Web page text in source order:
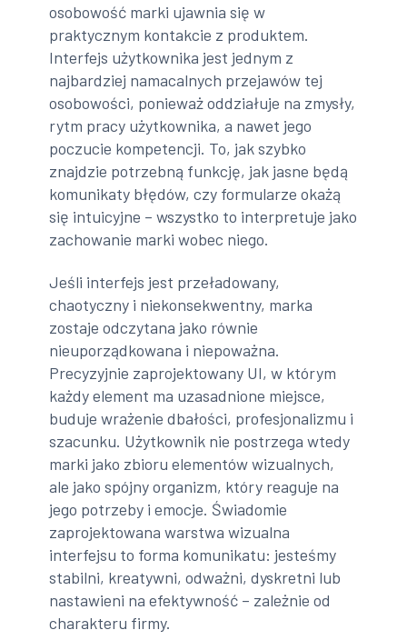
osobowość marki ujawnia się w
praktycznym kontakcie z produktem.
Interfejs użytkownika jest jednym z
najbardziej namacalnych przejawów tej
osobowości, ponieważ oddziałuje na zmysły,
rytm pracy użytkownika, a nawet jego
poczucie kompetencji. To, jak szybko
znajdzie potrzebną funkcję, jak jasne będą
komunikaty błędów, czy formularze okażą
się intuicyjne – wszystko to interpretuje jako
zachowanie marki wobec niego.
Jeśli interfejs jest przeładowany,
chaotyczny i niekonsekwentny, marka
zostaje odczytana jako równie
nieuporządkowana i niepoważna.
Precyzyjnie zaprojektowany UI, w którym
każdy element ma uzasadnione miejsce,
buduje wrażenie dbałości, profesjonalizmu i
szacunku. Użytkownik nie postrzega wtedy
marki jako zbioru elementów wizualnych,
ale jako spójny organizm, który reaguje na
jego potrzeby i emocje. Świadomie
zaprojektowana warstwa wizualna
interfejsu to forma komunikatu: jesteśmy
stabilni, kreatywni, odważni, dyskretni lub
nastawieni na efektywność – zależnie od
charakteru firmy.